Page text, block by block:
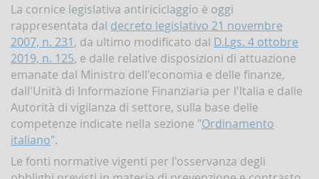
La cornice legislativa antiriciclaggio è oggi
rappresentata dal decreto legislativo 21 novembre
2007, n. 231, da ultimo modificato dal D.Lgs. 4 ottobre
2019, n. 125, e dalle relative disposizioni di attuazione
emanate dal Ministro dell'economia e delle finanze,
dall'Unità di Informazione Finanziaria per l'Italia e dalle
Autorità di vigilanza di settore, sulla base delle
competenze indicate nella sezione "Ordinamento
italiano".
Le fonti normative vigenti per l'osservanza degli